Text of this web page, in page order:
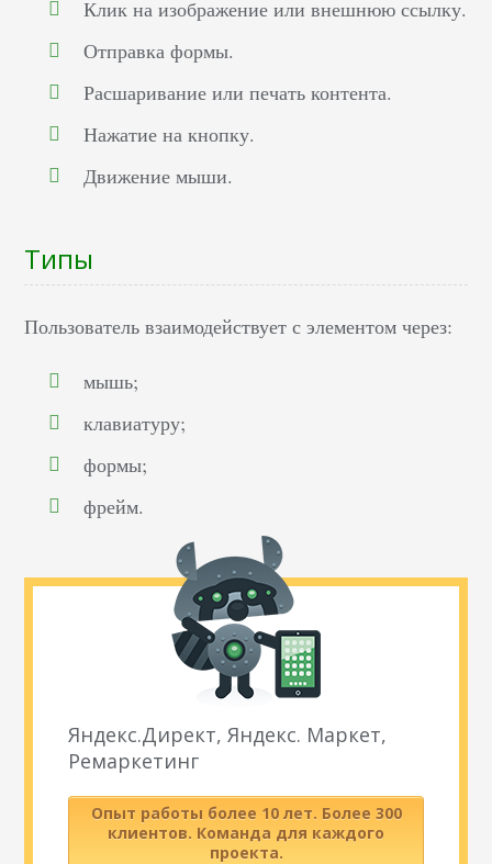
Клик на изображение или внешнюю ссылку.
Отправка формы.
Расшаривание или печать контента.
Нажатие на кнопку.
Движение мыши.
Типы
Пользователь взаимодействует с элементом через:
мышь;
клавиатуру;
формы;
фрейм.
Яндекс.Директ, Яндекс. Маркет,
Ремаркетинг
Опыт работы более 10 лет. Более 300
клиентов. Команда для каждого
проекта.